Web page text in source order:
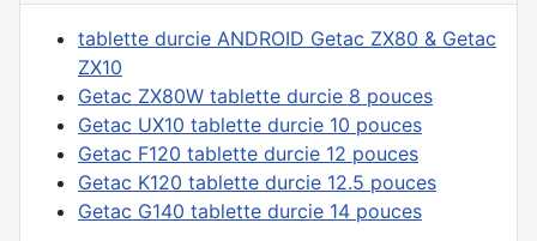
tablette durcie ANDROID Getac ZX80 & Getac
ZX10
Getac ZX80W tablette durcie 8 pouces
Getac UX10 tablette durcie 10 pouces
Getac F120 tablette durcie 12 pouces
Getac K120 tablette durcie 12.5 pouces
Getac G140 tablette durcie 14 pouces